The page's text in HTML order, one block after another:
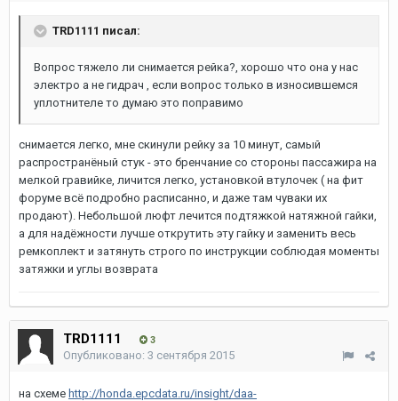
TRD1111 писал:
Вопрос тяжело ли снимается рейка?, хорошо что она у нас
электро а не гидрач , если вопрос только в износившемся
уплотнителе то думаю это поправимо
снимается легко, мне скинули рейку за 10 минут, самый
распространёный стук - это бренчание со стороны пассажира на
мелкой гравийке, личится легко, установкой втулочек ( на фит
форуме всё подробно расписанно, и даже там чуваки их
продают). Небольшой люфт лечится подтяжкой натяжной гайки,
а для надёжности лучше открутить эту гайку и заменить весь
ремкоплект и затянуть строго по инструкции соблюдая моменты
затяжки и углы возврата
TRD1111 3
Опубликовано: 3 сентября 2015
на схеме http://honda.epcdata.ru/insight/daa-